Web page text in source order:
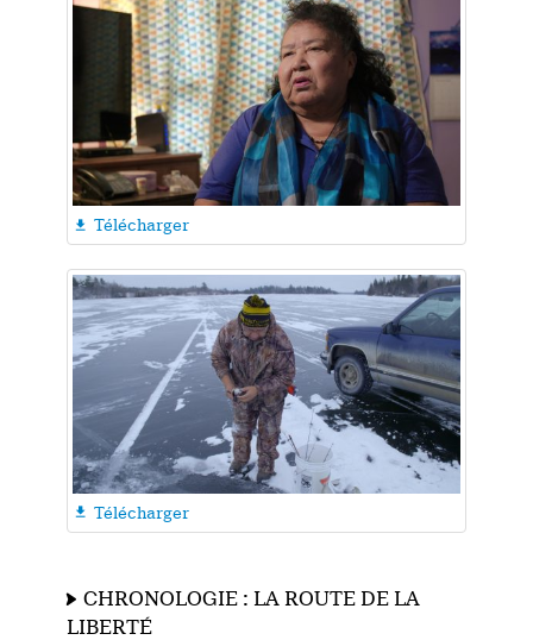
 Télécharger
 Télécharger
CHRONOLOGIE : LA ROUTE DE LA
LIBERTÉ